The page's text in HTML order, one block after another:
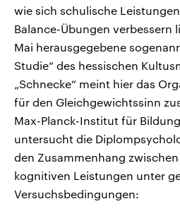
wie sich schulische
Balance-Übungen verbessern
Mai herausgegebene
Studie“ des hessischen
„Schnecke“ meint hier das
für den Gleichgewichtssinn
Max-Planck-Institut für
untersucht die
den Zusammenhang
kognitiven Leistungen unter
Versuchsbedingungen: